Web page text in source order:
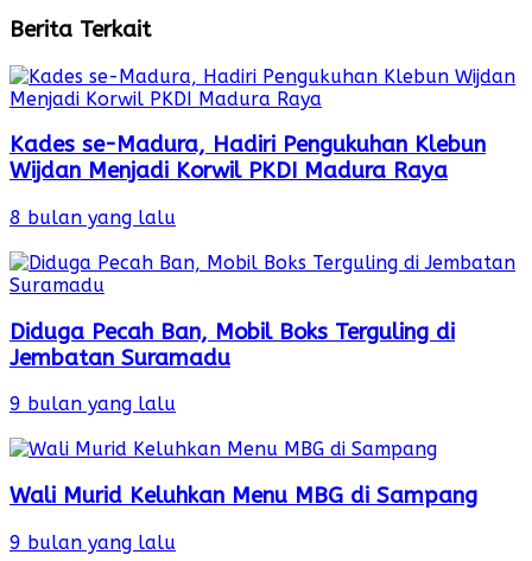
Berita Terkait
Kades se-Madura, Hadiri Pengukuhan Klebun
Wijdan Menjadi Korwil PKDI Madura Raya
8 bulan yang lalu
Diduga Pecah Ban, Mobil Boks Terguling di
Jembatan Suramadu
9 bulan yang lalu
Wali Murid Keluhkan Menu MBG di Sampang
9 bulan yang lalu